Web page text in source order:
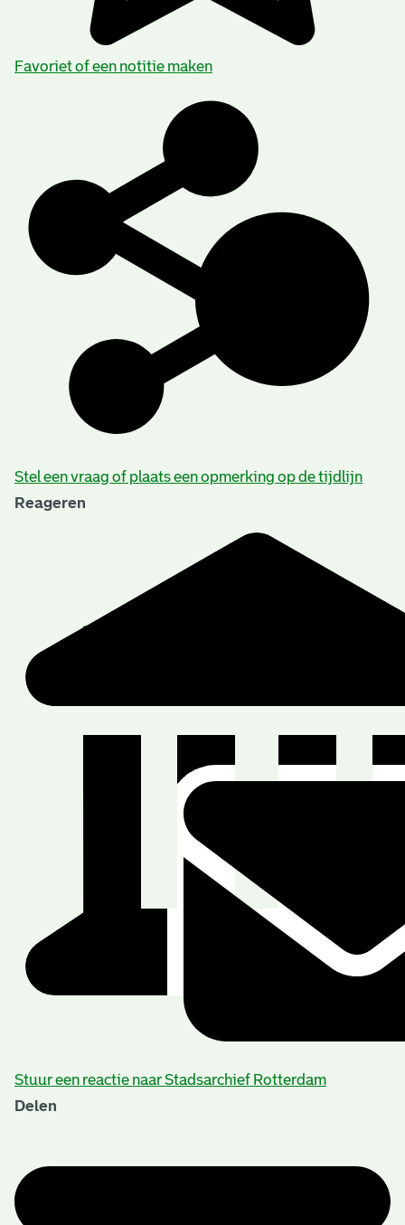
Favoriet of een notitie maken
Stel een vraag of plaats een opmerking op de tijdlijn
Reageren
Stuur een reactie naar Stadsarchief Rotterdam
Delen